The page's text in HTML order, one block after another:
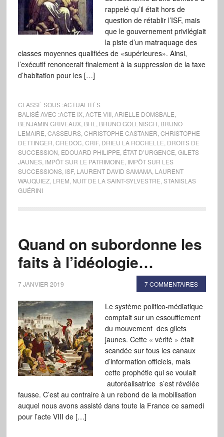
rappelé qu’il était hors de
question de rétablir l’ISF, mais
que le gouvernement privilégiait
la piste d’un matraquage des
classes moyennes qualifiées de «supérieures». Ainsi,
l’exécutif renoncerait finalement à la suppression de la taxe
d’habitation pour les […]
CLASSÉ SOUS :ACTUALITÉS
BALISÉ AVEC :ACTE IX, ACTE VIII, ARIELLE DOMSBALE
BENJAMIN GRIVEAUX, BHL BRUNO GOLLNISCH BRUNO
LEMAIRE CASSEURS, CHRISTOPHE CASTANER CHRISTOPHE
DETTINGER CREDOC CRIF, DRIEU LA ROCHELLE DROITS DE
SUCCESSION EDOUARD PHILIPPE ÉTAT D’URGENCE GILETS
JAUNES, IMPÔT SUR LE PATRIMOINE IMPÔT SUR LES
SUCCESSIONS, ISF, LAURENT DAVID SAMAMA, LAURENT
WAUQUIEZ, LREM NUIT DE LA SAINT-SYLVESTRE STANISLAS
GUÉRINI
Quand on subordonne les
faits à l’idéologie…
7 JANVIER 2019 7 COMMENTAIRES
Le système politico-médiatique
comptait sur un essoufflement
du mouvement des gilets
jaunes. Cette « vérité » était
scandée sur tous les canaux
d’information officiels, mais
cette prophétie qui se voulait
autoréalisatrice s’est révélée
fausse. C’est au contraire à un rebond de la mobilisation
auquel nous avons assisté dans toute la France ce samedi
pour l’acte VIII de […]